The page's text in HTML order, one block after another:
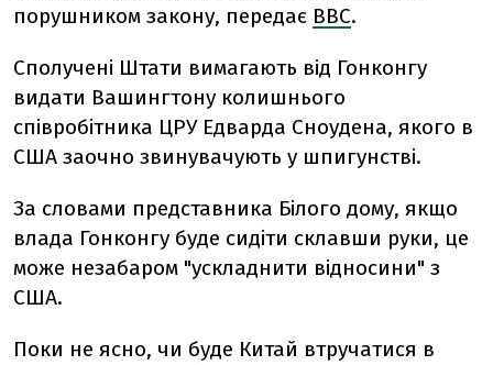
порушником закону, передає ВВС.
Сполучені Штати вимагають від Гонконгу
видати Вашингтону колишнього
співробітника ЦРУ Едварда Сноудена, якого в
США заочно звинувачують у шпигунстві.
За словами представника Білого дому, якщо
влада Гонконгу буде сидіти склавши руки, це
може незабаром "ускладнити відносини" з
США.
Поки не ясно, чи буде Китай втручатися в